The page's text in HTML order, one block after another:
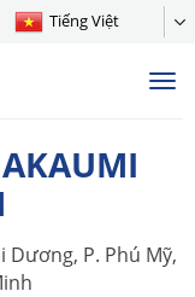
Tiếng Việt
Dương, P. Phú Mỹ,